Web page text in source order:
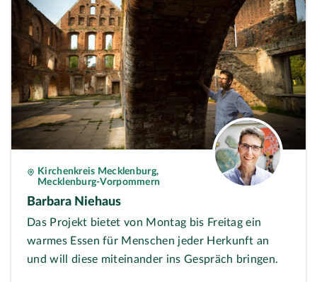
Kirchenkreis Mecklenburg,
Mecklenburg-Vorpommern
Barbara Niehaus
Das Projekt bietet von Montag bis Freitag ein
warmes Essen für Menschen jeder Herkunft an
und will diese miteinander ins Gespräch bringen.